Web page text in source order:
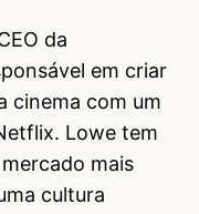
da
em criar
cinema com um
Lowe tem
mais
cultura